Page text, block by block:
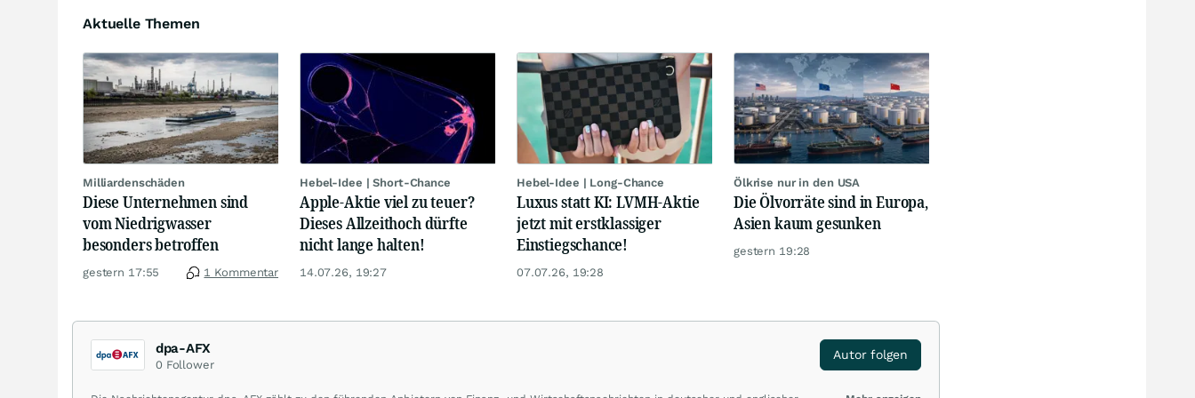
Aktuelle Themen
Milliardenschäden
Diese Unternehmen sind
vom Niedrigwasser
besonders betroffen
gestern 17:55 1 Kommentar
Hebel-Idee | Short-Chance
Apple-Aktie viel zu teuer?
Dieses Allzeithoch dürfte
nicht lange halten!
14.07.26, 19:27
Hebel-Idee | Long-Chance
Luxus statt KI: LVMH-Aktie
jetzt mit erstklassiger
Einstiegschance!
07.07.26, 19:28
Ölkrise nur in den USA
Die Ölvorräte sind in Europa,
Asien kaum gesunken
gestern 19:28
dpa-AFX
0 Follower
Autor folgen